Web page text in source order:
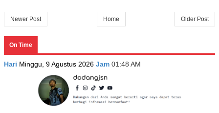
Newer Post Older Post
Home
On Time
Hari Minggu, 9 Agustus 2026 Jam 01:48 AM